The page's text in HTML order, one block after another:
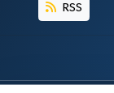
RSS